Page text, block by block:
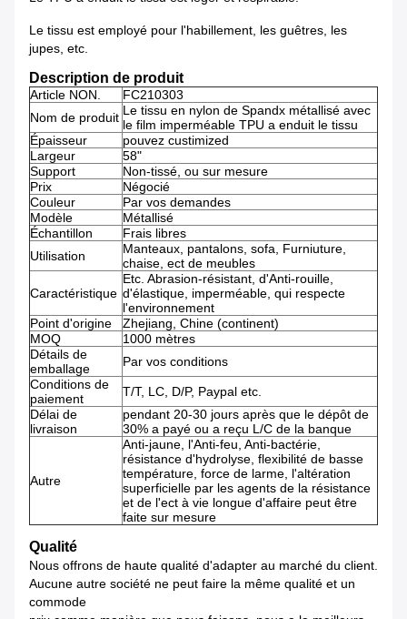
Le tissu est employé pour l'habillement, les guêtres, les
jupes, etc.
Description de produit
Article NON.
FC210303
Nom de produit Le tissu en nylon de Spandx métallisé avec
le film imperméable TPU a enduit le tissu
Épaisseur
pouvez custimized
Largeur
58"
Support
Non-tissé, ou sur mesure
Prix
Négocié
Couleur
Par vos demandes
Modèle
Métallisé
Échantillon
Frais libres
Utilisation
Manteaux, pantalons, sofa, Furniuture,
chaise, ect de meubles
Caractéristique
Etc. Abrasion-résistant, d'Anti-rouille,
d'élastique, imperméable, qui respecte
l'environnement
Point d'origine
Zhejiang, Chine (continent)
MOQ
1000 mètres
Détails de
emballage
Par vos conditions
Conditions de
paiement
T/T, LC, D/P, Paypal etc.
Délai de
livraison
pendant 20-30 jours après que le dépôt de
30% a payé ou a reçu L/C de la banque
Autre
Anti-jaune, l'Anti-feu, Anti-bactérie,
résistance d'hydrolyse, flexibilité de basse
température, force de larme, l'altération
superficielle par les agents de la résistance
et de l'ect à vie longue d'affaire peut être
faite sur mesure
Qualité
Nous offrons de haute qualité d'adapter au marché du client.
Aucune autre société ne peut faire la même qualité et un
commode